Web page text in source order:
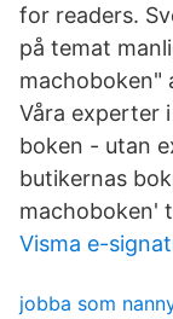
for readers.
på temat
machoboken"
Våra experter
boken - utan
butikernas
machoboken'
Visma e-
jobba som